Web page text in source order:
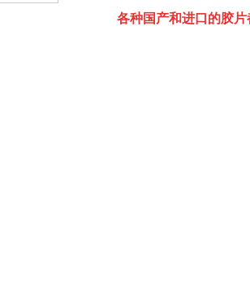
各种国产和进口的胶片